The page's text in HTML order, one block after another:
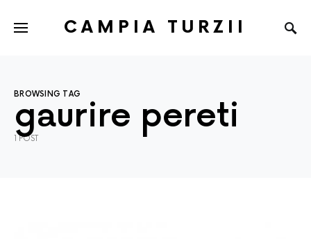
CAMPIA TURZII
BROWSING TAG
gaurire pereti
1 POST